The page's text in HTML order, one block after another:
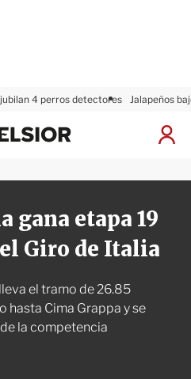
4 perros detectores Jalapeños
I
x
l
o
gana etapa 19
Giro de Italia
el tramo de 26.85
hasta Cima Grappa y se
la competencia